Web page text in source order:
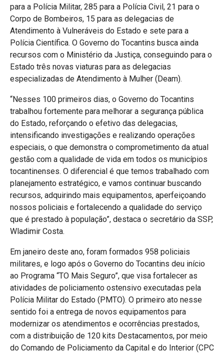
para a Polícia Militar, 285 para a Polícia Civil, 21 para o
Corpo de Bombeiros, 15 para as delegacias de
Atendimento à Vulneráveis do Estado e sete para a
Polícia Científica. O Governo do Tocantins busca ainda
recursos com o Ministério da Justiça, conseguindo para o
Estado três novas viaturas para as delegacias
especializadas de Atendimento à Mulher (Deam).
“Nesses 100 primeiros dias, o Governo do Tocantins
trabalhou fortemente para melhorar a segurança pública
do Estado, reforçando o efetivo das delegacias,
intensificando investigações e realizando operações
especiais, o que demonstra o comprometimento da atual
gestão com a qualidade de vida em todos os municípios
tocantinenses. O diferencial é que temos trabalhado com
planejamento estratégico, e vamos continuar buscando
recursos, adquirindo mais equipamentos, aperfeiçoando
nossos policiais e fortalecendo a qualidade do serviço
que é prestado à população”, destaca o secretário da SSP,
Wladimir Costa.
Em janeiro deste ano, foram formados 958 policiais
militares, e logo após o Governo do Tocantins deu início
ao Programa “TO Mais Seguro”, que visa fortalecer as
atividades de policiamento ostensivo executadas pela
Polícia Militar do Estado (PMTO). O primeiro ato nesse
sentido foi a entrega de novos equipamentos para
modernizar os atendimentos e ocorrências prestados,
com a distribuição de 120 kits Destacamentos, por meio
do Comando de Policiamento da Capital e do Interior (CPC